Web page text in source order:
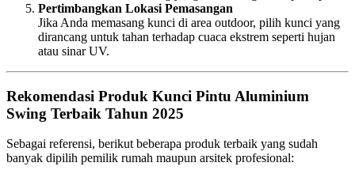
Pertimbangkan Lokasi Pemasangan
Jika Anda memasang kunci di area outdoor, pilih kunci yang
dirancang untuk tahan terhadap cuaca ekstrem seperti hujan
atau sinar UV.
Rekomendasi Produk Kunci Pintu Aluminium
Swing Terbaik Tahun 2025
Sebagai referensi, berikut beberapa produk terbaik yang sudah
banyak dipilih pemilik rumah maupun arsitek profesional: